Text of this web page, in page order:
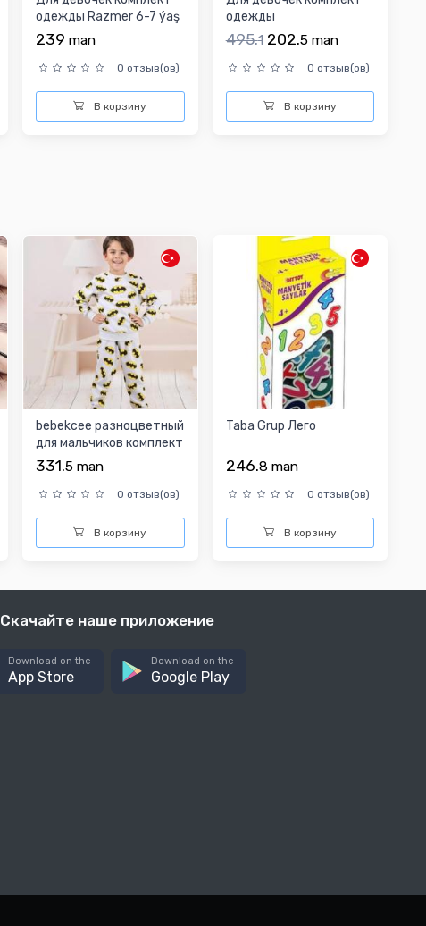
одежды Razmer 6-7 ýaş
239man
0 отзыв(ов)
В корзину
одежды
495.1 202.5 man
0 отзыв(ов)
В корзину
bebekcee разноцветный
для мальчиков комплект
одежды
331.5 man
0 отзыв(ов)
В корзину
Taba Grup Лего
246.8 man
0 отзыв(ов)
В корзину
Скачайте наше приложение
Download on the
App Store
Download on the
Google Play